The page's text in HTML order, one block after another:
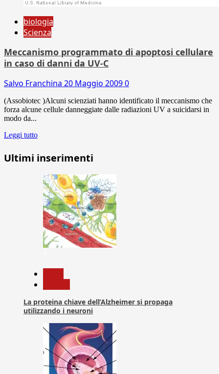
biologia
Scienza
Meccanismo programmato di apoptosi cellulare
in caso di danni da UV-C
Salvo Franchina 20 Maggio 20090
(Assobiotec )Alcuni scienziati hanno identificato il meccanismo che
forza alcune cellule danneggiate dalle radiazioni UV a suicidarsi in
modo da...
Leggi tutto
Ultimi inserimenti
La proteina chiave dell’Alzheimer si propaga
utilizzando i neuroni